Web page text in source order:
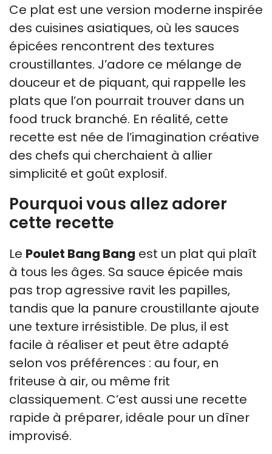
Ce plat est une version moderne inspirée
des cuisines asiatiques, où les sauces
épicées rencontrent des textures
croustillantes. J’adore ce mélange de
douceur et de piquant, qui rappelle les
plats que l’on pourrait trouver dans un
food truck branché. En réalité, cette
recette est née de l’imagination créative
des chefs qui cherchaient à allier
simplicité et goût explosif.
Pourquoi vous allez adorer
cette recette
Le Poulet Bang Bang est un plat qui plaît
à tous les âges. Sa sauce épicée mais
pas trop agressive ravit les papilles,
tandis que la panure croustillante ajoute
une texture irrésistible. De plus, il est
facile à réaliser et peut être adapté
selon vos préférences : au four, en
friteuse à air, ou même frit
classiquement. C’est aussi une recette
rapide à préparer, idéale pour un dîner
improvisé.